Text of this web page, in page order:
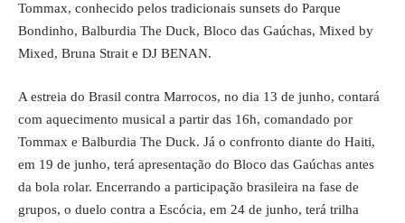
Tommax, conhecido pelos tradicionais sunsets do Parque
Bondinho, Balburdia The Duck, Bloco das Gaúchas, Mixed by
Mixed, Bruna Strait e DJ BENAN.
A estreia do Brasil contra Marrocos, no dia 13 de junho, contará
com aquecimento musical a partir das 16h, comandado por
Tommax e Balburdia The Duck. Já o confronto diante do Haiti,
em 19 de junho, terá apresentação do Bloco das Gaúchas antes
da bola rolar. Encerrando a participação brasileira na fase de
grupos, o duelo contra a Escócia, em 24 de junho, terá trilha